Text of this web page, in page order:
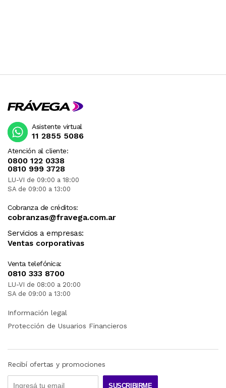
Atención al cliente:
0800 122 0338
0810 999 3728
LU-VI de 09:00 a 18:00
SA de 09:00 a 13:00
Cobranza de créditos:
cobranzas@fravega.com.ar
Servicios a empresas:
Ventas corporativas
Venta telefónica:
0810 333 8700
LU-VI de 08:00 a 20:00
SA de 09:00 a 13:00
Asistente virtual
11 2855 5086
Información legal
Protección de Usuarios Financieros
Recibí ofertas y promociones
SUSCRIBIRME